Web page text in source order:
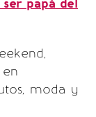
papá del
moda y